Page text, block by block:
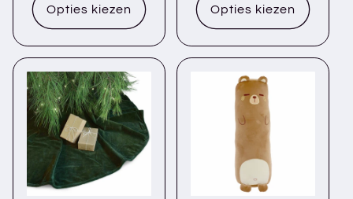
Opties kiezen Opties kiezen